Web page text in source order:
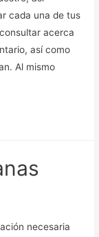
cada una de tus
acerca
así como
Al mismo
necesaria